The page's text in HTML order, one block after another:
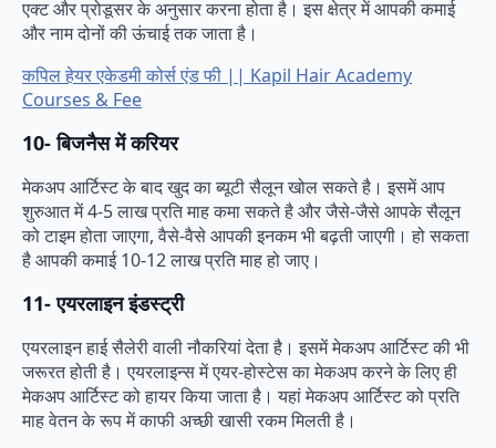
एक्ट और प्रोडूसर के अनुसार करना होता है। इस क्षेत्र में आपकी कमाई
और नाम दोनों की ऊंचाई तक जाता है।
कपिल हेयर एकेडमी कोर्स एंड फी || Kapil Hair Academy
Courses & Fee
10- बिजनैस में करियर
मेकअप आर्टिस्ट के बाद खुद का ब्यूटी सैलून खोल सकते है। इसमें आप
शुरुआत में 4-5 लाख प्रति माह कमा सकते है और जैसे-जैसे आपके सैलून
को टाइम होता जाएगा, वैसे-वैसे आपकी इनकम भी बढ़ती जाएगी। हो सकता
है आपकी कमाई 10-12 लाख प्रति माह हो जाए।
11- एयरलाइन इंडस्ट्री
एयरलाइन हाई सैलेरी वाली नौकरियां देता है। इसमें मेकअप आर्टिस्ट की भी
जरूरत होती है। एयरलाइन्स में एयर-होस्टेस का मेकअप करने के लिए ही
मेकअप आर्टिस्ट को हायर किया जाता है। यहां मेकअप आर्टिस्ट को प्रति
माह वेतन के रूप में काफी अच्छी खासी रकम मिलती है।